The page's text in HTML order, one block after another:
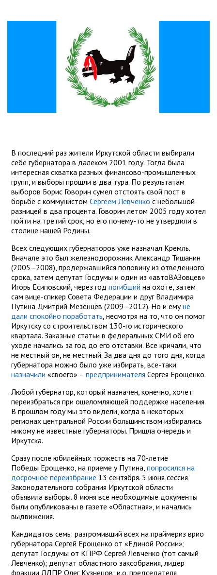
В последний раз жители Иркутской области выбирали
себе губернатора в далеком 2001 году. Тогда была
интересная схватка разных финансово-промышленных
групп, и выборы прошли в два тура. По результатам
выборов Борис Говорин сумел отстоять свой пост в
борьбе с коммунистом Сергеем Левченко с небольшой
разницей в два процента. Говорин летом 2005 году хотел
пойти на третий срок, но его почему-то не утвердили в
столице нашей Родины.
Всех следующих губернаторов уже назначал Кремль.
Вначале это был железнодорожник Александр Тишанин
(2005–2008), продержавшийся половину из отведенного
срока, затем депутат Госдумы и один из «автоВАЗовцев»
Игорь Есиповский, через год погибший на охоте, затем
сам вице-спикер Совета Федерации и друг Владимира
Путина Дмитрий Мезенцев (2009–2012). Но и емуне
дали спокойно поработать, несмотря на то, что он помог
Иркутску со строительством 130-го исторического
квартала. Заказные статьи в федеральных СМИ об его
уходе начались за год до его отставки. Все кричали, что
не местный он, не местный. За два дня до того дня, когда
губернатора можно было уже избирать, все-таки
назначили «своего» – предпринимателя Сергея Ерощенко.
Любой губернатор, который назначен, конечно, хочет
переизбраться при ошеломляющей поддержке населения.
В прошлом году мы это видели, когда в некоторых
регионах центральной России большинством избирались
никому не известные губернаторы. Пришла очередь и
Иркутска.
Сразу после юбилейных торжеств на 70-летие
Победы Ерощенко, на приеме у Путина, попросился на
досрочное переизбрание 13 сентября. 5 июня сессия
Законодательного собрания Иркутской области
объявила выборы. 8 июня все необходимые документы
были опубликованы в газете «Областная», и начались
выдвижения.
Кандидатов семь: разгромивший всех на праймериз врио
губернатора Сергей Ерощенко от «Единой России»;
депутат Госдумы от КПРФ Сергей Левченко (тот самый
Левченко); депутат областного заксобрания, лидер
фракции ЛДПР Олег Кузнецов; и.о. председателя